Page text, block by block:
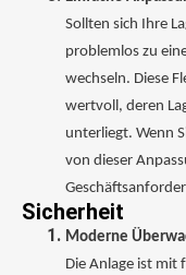
Sollten sich Ihre
problemlos zu
wechseln. Diese
wertvoll, deren
unterliegt. Wenn
von dieser
Sicherheit
Moderne
Die Anlage ist mit